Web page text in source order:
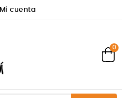
Mi cuenta
0